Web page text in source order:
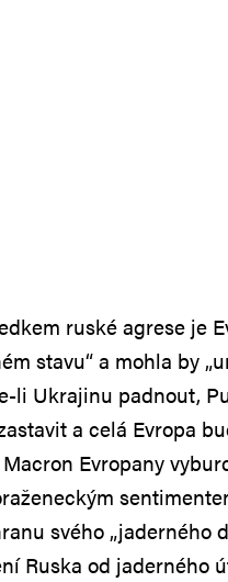
ruské agrese je
stavu“ a mohla by
li Ukrajinu padnout,
a celá Evropa
Evropany
svého „jaderného
Ruska od jaderného